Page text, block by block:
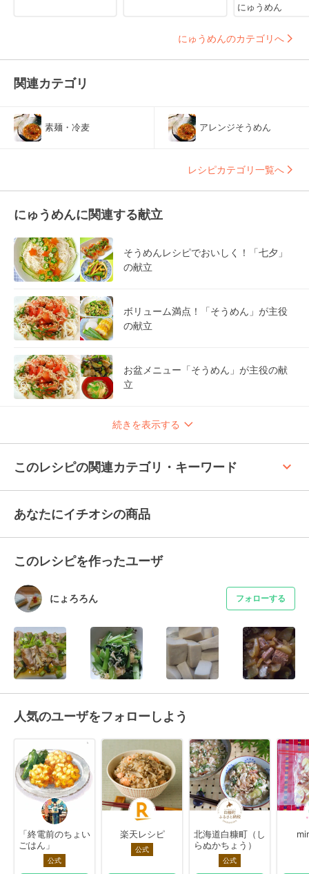
にゅうめん
にゅうめんのカテゴリへ
関連カテゴリ
素麺・冷麦 アレンジそうめん
レシピカテゴリ一覧へ
にゅうめんに関連する献立
そうめんレシピでおいしく！「七夕」
の献立
ボリューム満点！「そうめん」が主役
の献立
お盆メニュー「そうめん」が主役の献
立
続きを表示する
このレシピの関連カテゴリ・キーワード keyboard_arrow_up
あなたにイチオシの商品
このレシピを作ったユーザ
にょろろん フォローする
人気のユーザをフォローしよう
「終電前のちょい
ごはん」
公式
楽天レシピ
公式
北海道白糠町（し
らぬかちょう）
公式